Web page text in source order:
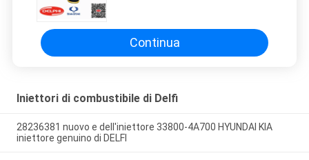
Continua
Iniettori di combustibile di Delfi
28236381 nuovo e dell'iniettore 33800-4A700 HYUNDAI KIA
iniettore genuino di DELFI